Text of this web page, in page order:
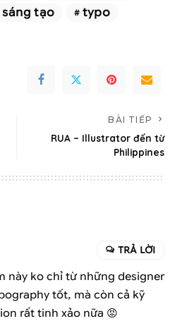
sáng tạo
typo
BÀI TIẾP
RUA – Illustrator đến từ
Philippines
này ko chỉ từ những designer
tốt, mà còn cả kỹ
rất tinh xảo nữa 😡
TRẢ LỜI